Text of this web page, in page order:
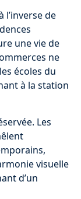
l’inverse de
une vie de
ne
écoles du
à la station
Les
visuelle
d’un